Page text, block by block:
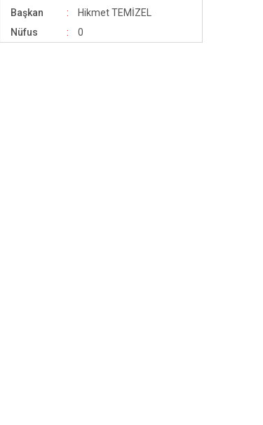
Reşadiye
Başkan
Hikmet TEMİZEL
Nüfus
0